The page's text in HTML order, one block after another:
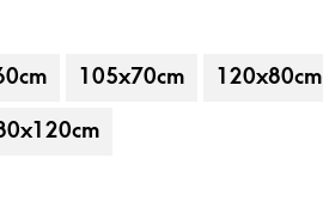
105x70cm 120x80cm